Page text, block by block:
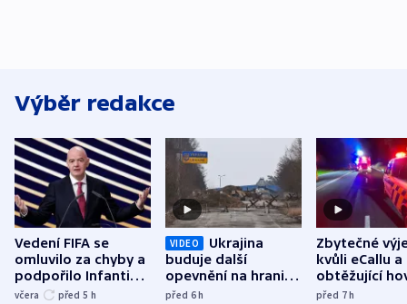
Výběr redakce
Vedení FIFA se
omluvilo za chyby a
podpořilo Infantina.
UEFA trvá na
včera před 5 h
VIDEO
Ukrajina
buduje další
opevnění na hranici
s Běloruskem
před 6h
Zbytečné
kvůli eCallu a
obtěžující
zdržují
před 7h